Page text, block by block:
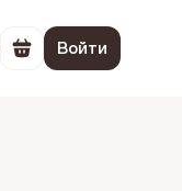
Перейти в
Войти